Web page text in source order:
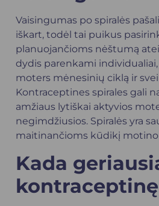
Vaisingumas po spiralės
iškart, todėl tai puikus
planuojančioms nėštumą
dydis parenkami
moters mėnesinių ciklą ir
Kontraceptines spirales gali
amžiaus lytiškai aktyvios
negimdžiusios. Spiralės yra
maitinančioms kūdikį
Kada